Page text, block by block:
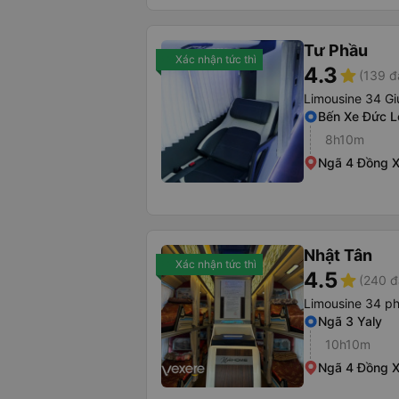
Xác nhận tức thì Tư Phầu
4.3star (139
Limousine 34
Bến Xe Đức
8h10m
Ngã 4 Đồng
Xác nhận tức thì Nhật Tân
4.5star (240
Limousine 34
Ngã 3 Yaly
10h10m
Ngã 4 Đồng